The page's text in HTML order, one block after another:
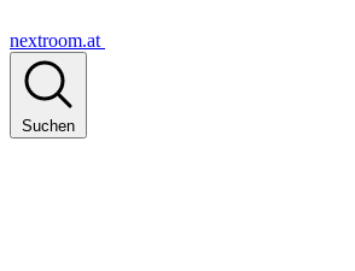
nextroom.at
Suchen